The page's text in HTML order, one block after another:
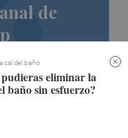
de
noticias
cal del baño
eliminar la
baño sin esfuerzo?